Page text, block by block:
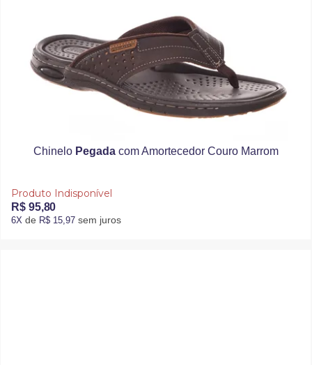
Chinelo Pegadacom Amortecedor Couro Marrom
Produto Indisponível
R$ 95,80
6X de R$ 15,97 sem juros